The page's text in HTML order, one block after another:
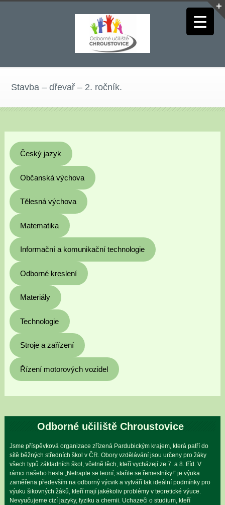
Stavba – dřevař – 2. ročník.
Český jazyk
Občanská výchova
Tělesná výchova
Matematika
Informační a komunikační technologie
Odborné kreslení
Materiály
Technologie
Stroje a zařízení
Řízení motorových vozidel
Odborné učiliště Chroustovice
Jsme příspěvková organizace zřízená Pardubickým krajem, která patří do
sítě běžných středních škol v ČR. Obory vzdělávání jsou určeny pro žáky
všech typů základních škol, včetně těch, kteří vycházejí ze 7. a 8. tříd. V
rámci našeho hesla „Netrapte se teorií, staňte se řemeslníky!“ je výuka
zaměřena především na odborný výcvik a vytváří tak ideální podmínky pro
výuku šikovných žáků, kteří mají jakékoliv problémy v teoretické výuce.
Nevyučujeme cizí jazyky, fyziku a chemii. Uchazeči o studium, kteří